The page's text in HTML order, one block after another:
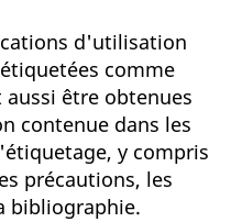
d'utilisation
comme
être obtenues
contenue dans les
y compris
précautions, les
bibliographie.